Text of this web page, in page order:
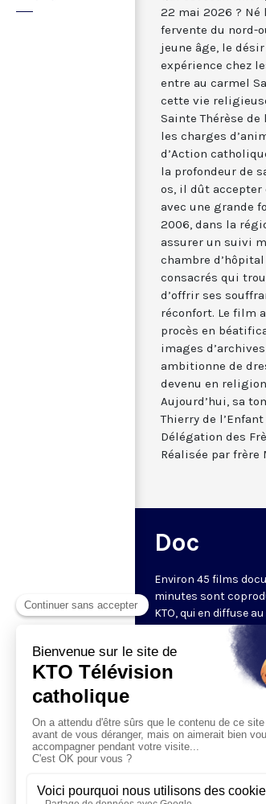
22 mai 2026 ? Né
fervente du nord-
jeune âge, le
expérience chez
entre au carmel
cette vie
Sainte Thérèse
les charges
d’Action
la profondeur de
os, il dût accepter
avec une grande
2006, dans la
assurer un suivi
chambre
consacrés qui
d’offrir ses
réconfort. Le film
procès en
images
ambitionne de
devenu en religion
Aujourd’hui, sa
Thierry de
Délégation des
Réalisée par frère
Doc
Environ 45 films
minutes sont
KTO, qui en diffuse
d'entre eux est
chaîne privilégie
valeur une vision
lecture des
la doctrine sociale
chrétien. Les
l'occasion de
du christianisme, à
des récits, et de
communautés